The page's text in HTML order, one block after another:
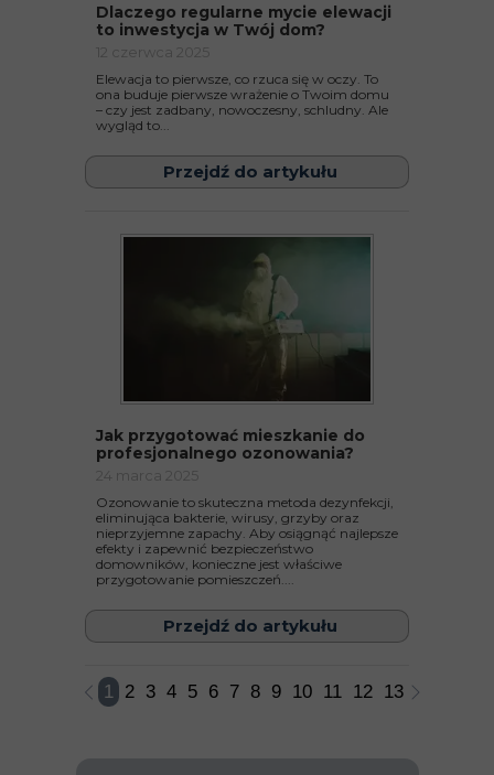
Dlaczego regularne mycie elewacji
to inwestycja w Twój dom?
12 czerwca 2025
Elewacja to pierwsze, co rzuca się w oczy. To
ona buduje pierwsze wrażenie o Twoim domu
– czy jest zadbany, nowoczesny, schludny. Ale
wygląd to...
Przejdź do artykułu
Jak przygotować mieszkanie do
profesjonalnego ozonowania?
24 marca 2025
Ozonowanie to skuteczna metoda dezynfekcji,
eliminująca bakterie, wirusy, grzyby oraz
nieprzyjemne zapachy. Aby osiągnąć najlepsze
efekty i zapewnić bezpieczeństwo
domowników, konieczne jest właściwe
przygotowanie pomieszczeń....
Przejdź do artykułu
1 2 3 4 5 6 7 8 9 10 11 12 13